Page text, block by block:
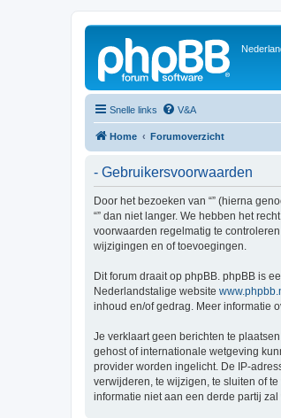
Snelle links V&A
Home Forumoverzicht
- Gebruikersvoorwaarden
Door het bezoeken van “” (hierna
“” dan niet langer. We hebben het
voorwaarden regelmatig te
wijzigingen en of toevoegingen.
Dit forum draait op phpBB. phpBB is
Nederlandstalige website
inhoud en/of gedrag. Meer informatie
Je verklaart geen berichten te
gehost of internationale wetgeving
provider worden ingelicht. De IP-
verwijderen, te wijzigen, te sluiten of
informatie niet aan een derde partij